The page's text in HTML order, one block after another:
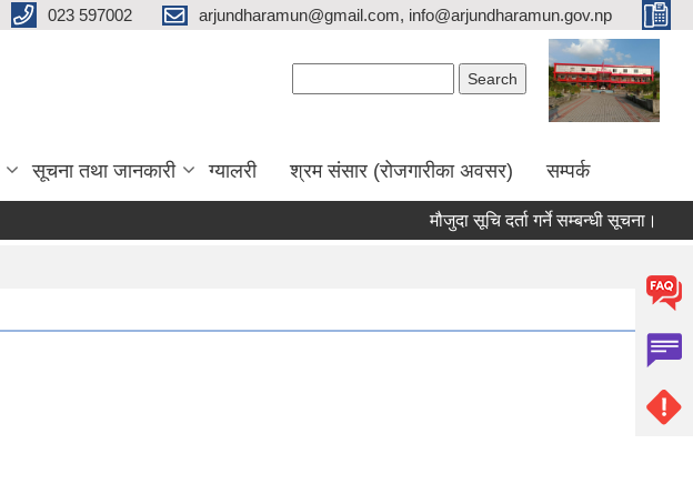
023 597002 arjundharamun@gmail.com, info@arjundharamun.gov.np
सूचना तथा जानकारी ग्यालरी श्रम संसार (रोजगारीका अवसर) सम्पर्क
मौजुदा सूचि दर्ता गर्ने सम्बन्धी सूचना।